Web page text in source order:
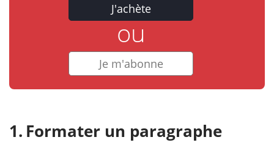
J'achète
ou
Je m'abonne
Formater un paragraphe